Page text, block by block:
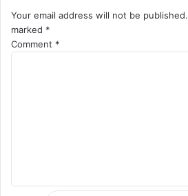
Your email address will not be published.
marked *
Comment *